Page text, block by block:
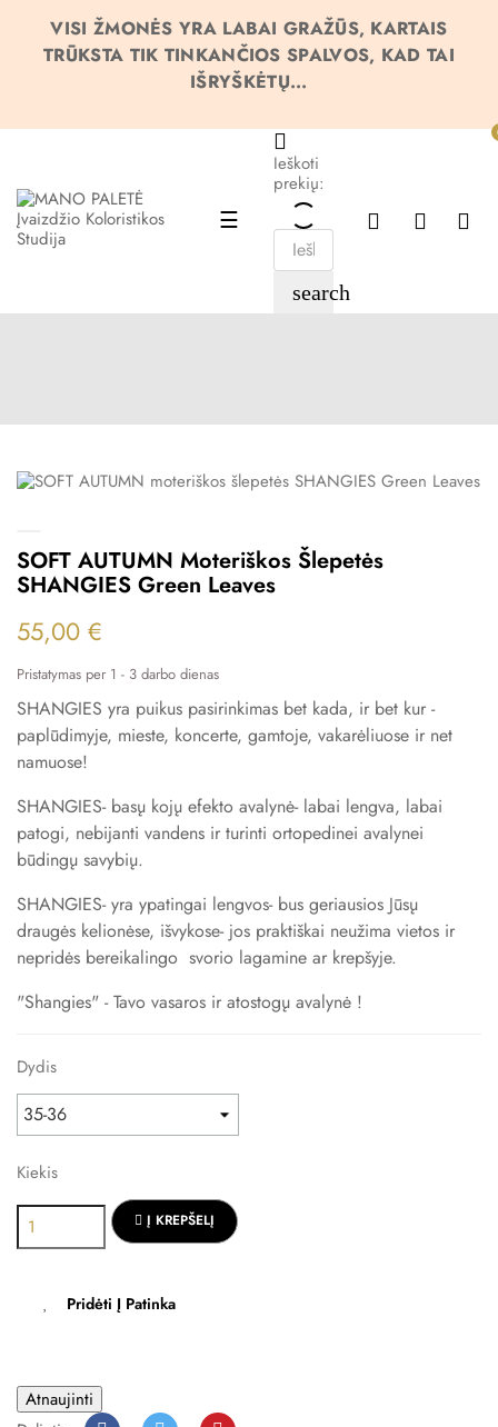
VISI ŽMONĖS YRA LABAI GRAŽŪS, KARTAIS
TRŪKSTA TIK TINKANČIOS SPALVOS, KAD TAI
IŠRYŠKĖTŲ...
Toggle
navigation
☰
Ieškoti
prekių:
search
SOFT AUTUMN Moteriškos Šlepetės
SHANGIES Green Leaves
55,00 €
Pristatymas per 1 - 3 darbo dienas
SHANGIES yra puikus pasirinkimas bet kada, ir bet kur -
paplūdimyje, mieste, koncerte, gamtoje, vakarėliuose ir net
namuose!
SHANGIES- basų kojų efekto avalynė- labai lengva, labai
patogi, nebijanti vandens ir turinti ortopedinei avalynei
būdingų savybių.
SHANGIES- yra ypatingai lengvos- bus geriausios Jūsų
draugės kelionėse, išvykose- jos praktiškai neužima vietos ir
nepridės bereikalingo svorio lagamine ar krepšyje.
"Shangies" - Tavo vasaros ir atostogų avalynė !
Dydis
Kiekis
Į KREPŠELĮ
Pridėti Į Patinka